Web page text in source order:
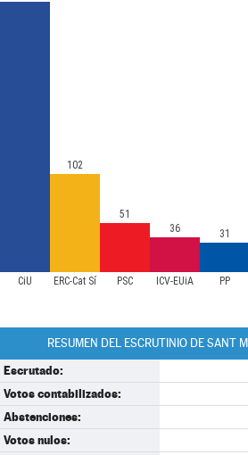
CiU ERC-Cat Sí PSC ICV-EUiA PP
102
51
36
31
RESUMEN DEL ESCRUTINIO DE SANT
Escrutado:
Votos contabilizados:
Abstenciones:
Votos nulos: